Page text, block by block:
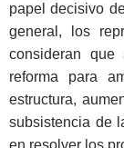
papel decisivo
general, los
consideran
reforma para
estructura,
subsistencia de